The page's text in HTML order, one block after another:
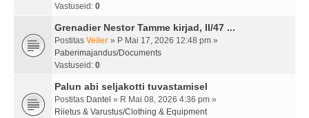
Vastuseid: 0
Grenadier Nestor Tamme kirjad, II/47 ...
Postitas Veiler » P Mai 17, 2026 12:48 pm »
Paberimajandus/Documents
Vastuseid: 0
Palun abi seljakotti tuvastamisel
Postitas Dantel » R Mai 08, 2026 4:36 pm »
Riietus & Varustus/Clothing & Equipment